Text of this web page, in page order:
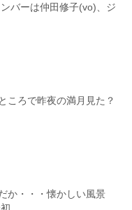
バーは仲田修子(vo)、ジ
ころで昨夜の満月見た？
か・・・懐かしい風景
...